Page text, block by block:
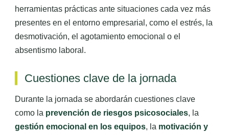
herramientas prácticas ante situaciones cada vez más
presentes en el entorno empresarial, como el estrés, la
desmotivación, el agotamiento emocional o el
absentismo laboral.
Cuestiones clave de la jornada
Durante la jornada se abordarán cuestiones clave
como la prevención de riesgos psicosociales, la
gestión emocional en los equipos, la motivación y